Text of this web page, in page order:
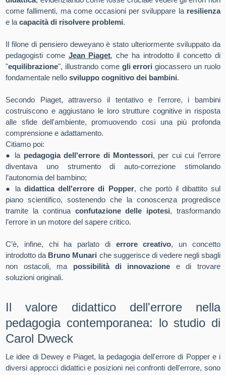
come fallimenti, ma come occasioni per sviluppare la resilienza
e lacapacità di risolvere problemi.
Il filone di pensiero deweyano è stato ulteriormente sviluppato da
pedagogisti come Jean Piaget, che ha introdotto il concetto di
"equilibrazione", illustrando come gli errori giocassero un ruolo
fondamentale nellosviluppo cognitivo dei bambini.
Secondo Piaget, attraverso il tentativo e l'errore, i bambini
costruiscono e aggiustano le loro strutture cognitive in risposta
alle sfide dell'ambiente, promuovendo così una più profonda
comprensione e adattamento.
Citiamo poi:
● la pedagogia dell'errore di Montessori, per cui cui l’errore
diventava uno strumento di auto-correzione stimolando
l’autonomia del bambino;
● ladidattica dell'errore di Popper, che portò il dibattito sul
piano scientifico, sostenendo che la conoscenza progredisce
tramite la continua confutazione delle ipotesi, trasformando
l’errore in un motore del sapere critico.
C’è, infine, chi ha parlato di errore creativo, un concetto
introdotto da Bruno Munari che suggerisce di vedere negli sbagli
non ostacoli, ma possibilità di innovazione e di trovare
soluzioni originali.
Il valore didattico dell'errore nella
pedagogia contemporanea: lo studio di
Carol Dweck
Le idee di Dewey e Piaget, la pedagogia dell'errore di Popper e i
diversi approcci didattici e posizioni nei confronti dell'errore, sono